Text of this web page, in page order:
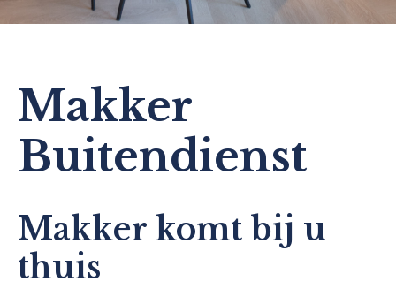
Makker
Buitendienst
Makker komt bij u
thuis